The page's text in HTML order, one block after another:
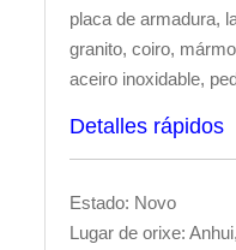
placa de armadura,
granito, coiro,
aceiro inoxidable,
Detalles rápidos
Estado: Novo
Lugar de orixe: